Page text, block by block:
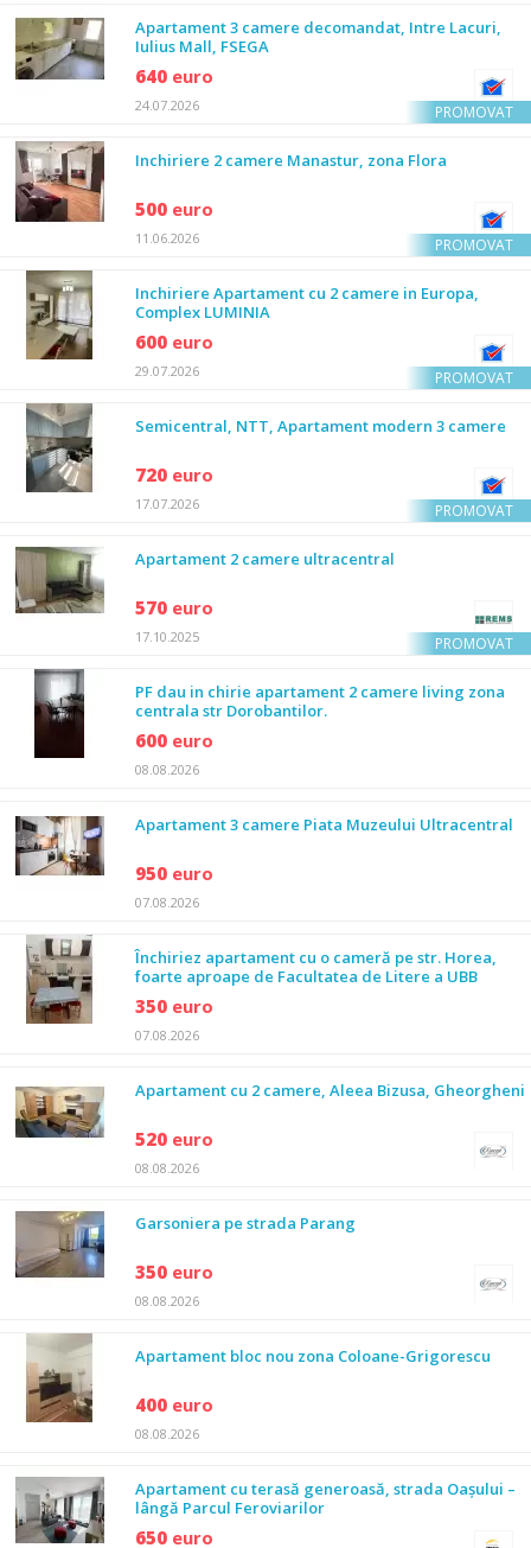
Apartament 3 camere decomandat, Intre Lacuri,
Iulius Mall, FSEGA
640 euro
24.07.2026 PROMOVAT
Inchiriere 2 camere Manastur, zona Flora
500 euro
11.06.2026 PROMOVAT
Inchiriere Apartament cu 2 camere in Europa,
Complex LUMINIA
600 euro
29.07.2026 PROMOVAT
Semicentral, NTT, Apartament modern 3 camere
720 euro
17.07.2026 PROMOVAT
Apartament 2 camere ultracentral
570 euro
17.10.2025 PROMOVAT
PF dau in chirie apartament 2 camere living zona
centrala str Dorobantilor.
600 euro
08.08.2026
Apartament 3 camere Piata Muzeului Ultracentral
950 euro
07.08.2026
Închiriez apartament cu o cameră pe str. Horea,
foarte aproape de Facultatea de Litere a UBB
350 euro
07.08.2026
Apartament cu 2 camere, Aleea Bizusa, Gheorgheni
520 euro
08.08.2026
Garsoniera pe strada Parang
350 euro
08.08.2026
Apartament bloc nou zona Coloane-Grigorescu
400 euro
08.08.2026
Apartament cu terasă generoasă, strada Oașului –
lângă Parcul Feroviarilor
650 euro